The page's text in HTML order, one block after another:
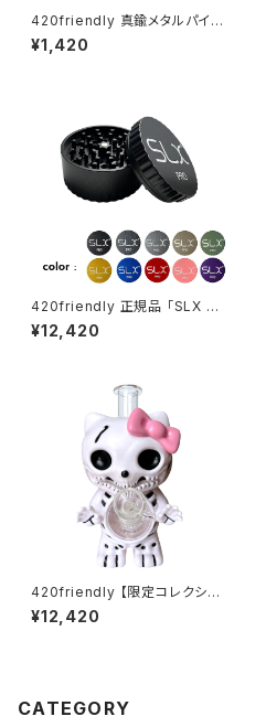
420friendly 真鍮メタルパイプ
(スクリーン付き）
¥1,420
420friendly 正規品 「SLX PR
O」グラインダーがフルモデルチ
ェンジ！ (スタンダードサイズ62
¥12,420
420friendly 【限定コレクショ
ン】Skull Cat Bong / スカルキ
ャットボング（約22cm）
¥12,420
CATEGORY